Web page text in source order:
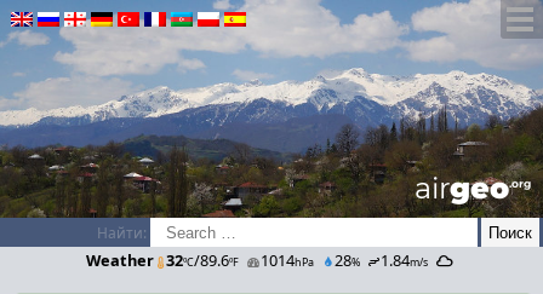
airGEO.oRg
Найти:
Weather 32ºC/89.6ºF 1014hPa 28% 1.84m/s